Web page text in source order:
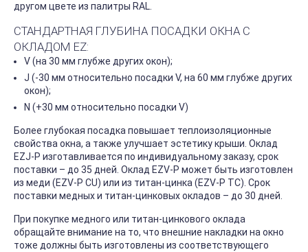
другом цвете из палитры RAL.
СТАНДАРТНАЯ ГЛУБИНА ПОСАДКИ ОКНА С
ОКЛАДОМ EZ:
V (на 30 мм глубже других окон);
J (-30 мм относительно посадки V, на 60 мм глубже других
окон);
N (+30 мм относительно посадки V)
Более глубокая посадка повышает теплоизоляционные
свойства окна, а также улучшает эстетику крыши. Оклад
EZJ-P изготавливается по индивидуальному заказу, срок
поставки – до 35 дней. Оклад EZV-P может быть изготовлен
из меди (EZV-P CU) или из титан-цинка (EZV-P TC). Срок
поставки медных и титан-цинковых окладов – до 30 дней.
При покупке медного или титан-цинкового оклада
обращайте внимание на то, что внешние накладки на окно
тоже должны быть изготовлены из соответствующего